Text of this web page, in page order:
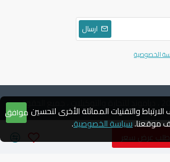
اطلب عرض سعر
ارسال
الخصوصية
حقوق الطبع والنشر © 2004 ، دياموند للتجارة والتوكيلات ، جميع الحقوق
موافق والتقنيات المماثلة الأخرى لتحسين
موقعنا.سياسة الخصوصية.